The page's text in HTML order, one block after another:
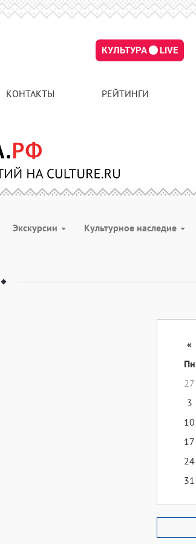
КУЛЬТУРА LIVE
КОНТАКТЫ РЕЙТИНГИ
Экскурсии Культурное наследие
«
Пн
27
3
10
17
24
31